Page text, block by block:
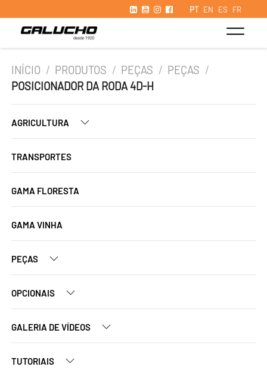
PT EN ES FR
INÍCIO / PRODUTOS / PEÇAS / PEÇAS /
POSICIONADOR DA RODA 4D-H
AGRICULTURA
TRANSPORTES
GAMA FLORESTA
GAMA VINHA
PEÇAS
OPCIONAIS
GALERIA DE VÍDEOS
TUTORIAIS